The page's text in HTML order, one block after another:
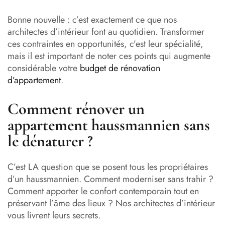
Bonne nouvelle : c’est exactement ce que nos
architectes d’intérieur font au quotidien. Transformer
ces contraintes en opportunités, c’est leur spécialité,
mais il est important de noter ces points qui augmente
considérable votre budget de rénovation
d’appartement.
Comment rénover un
appartement haussmannien sans
le dénaturer ?
C’est LA question que se posent tous les propriétaires
d’un haussmannien. Comment moderniser sans trahir ?
Comment apporter le confort contemporain tout en
préservant l’âme des lieux ? Nos architectes d’intérieur
vous livrent leurs secrets.